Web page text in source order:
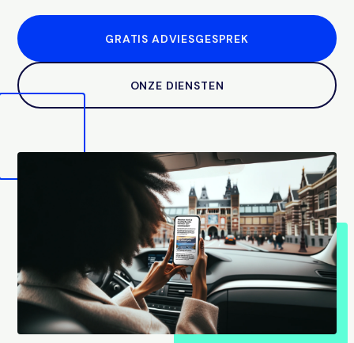
GRATIS ADVIESGESPREK
ONZE DIENSTEN